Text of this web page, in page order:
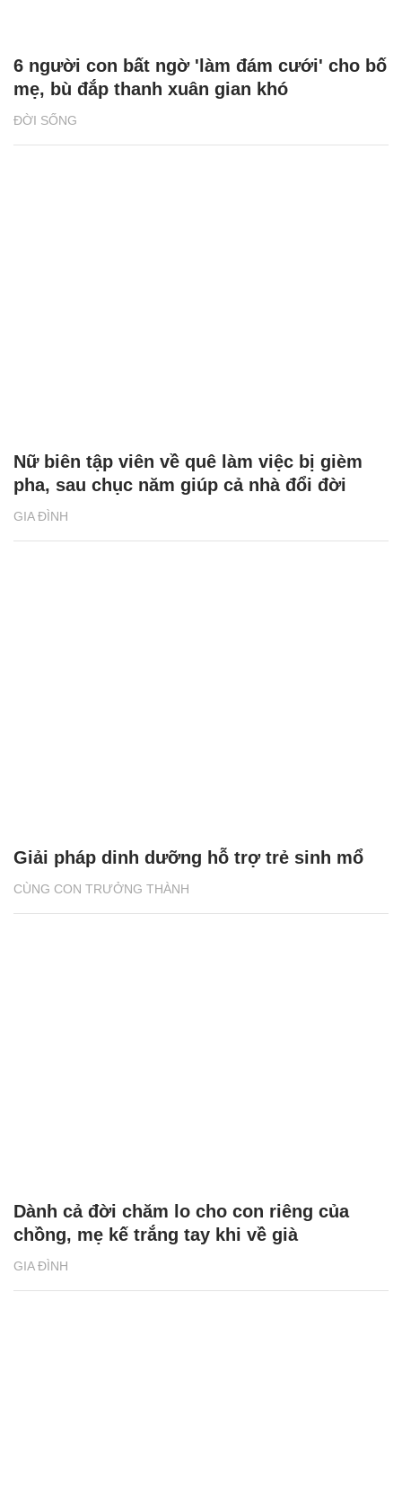
ĐỜI SỐNG
6 người con bất ngờ 'làm đám cưới' cho bố
mẹ, bù đắp thanh xuân gian khó
GIA ĐÌNH
Nữ biên tập viên về quê làm việc bị gièm
pha, sau chục năm giúp cả nhà đổi đời
CÙNG CON TRƯỞNG THÀNH
Giải pháp dinh dưỡng hỗ trợ trẻ sinh mổ
GIA ĐÌNH
Dành cả đời chăm lo cho con riêng của
chồng, mẹ kế trắng tay khi về già